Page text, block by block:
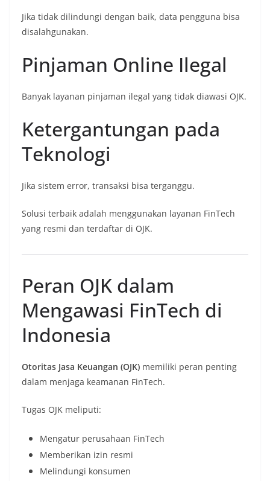
Jika tidak dilindungi dengan baik, data pengguna bisa
disalahgunakan.
Pinjaman Online Ilegal
Banyak layanan pinjaman ilegal yang tidak diawasi OJK.
Ketergantungan pada
Teknologi
Jika sistem error, transaksi bisa terganggu.
Solusi terbaik adalah menggunakan layanan FinTech
yang resmi dan terdaftar di OJK.
Peran OJK dalam
Mengawasi FinTech di
Indonesia
Otoritas Jasa Keuangan (OJK) memiliki peran penting
dalam menjaga keamanan FinTech.
Tugas OJK meliputi:
Mengatur perusahaan FinTech
Memberikan izin resmi
Melindungi konsumen